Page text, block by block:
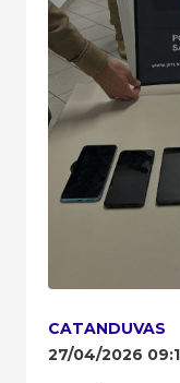
CATANDUVAS
27/04/2026